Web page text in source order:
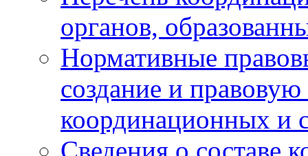
органов,
Нормативные
создание и
координационных и
Сведения о составе